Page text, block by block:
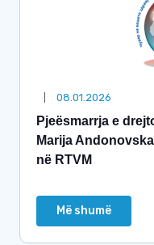
08.01.2026
Pjeësmarrja e
Marija
në RTVM
Më shumë